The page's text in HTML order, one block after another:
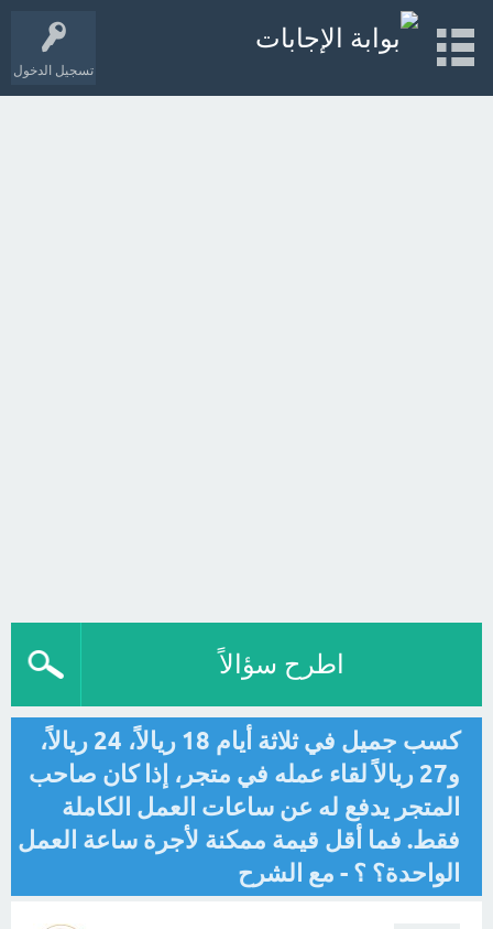
تسجيل الدخول
اطرح سؤالاً
كسب جميل في ثلاثة أيام 18 ريالاً، 24 ريالاً،
و27 ريالاً لقاء عمله في متجر، إذا كان صاحب
المتجر يدفع له عن ساعات العمل الكاملة
فقط. فما أقل قيمة ممكنة لأجرة ساعة العمل
الواحدة؟ ؟ - مع الشرح